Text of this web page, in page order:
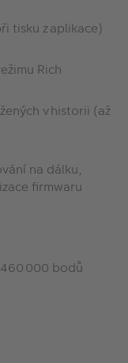
tisku z aplikace)
Rich
v historii (až
na dálku,
firmwaru
460 000 bodů